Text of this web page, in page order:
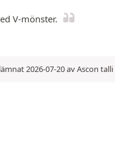
V-mönster.
2026-07-20 av Ascon